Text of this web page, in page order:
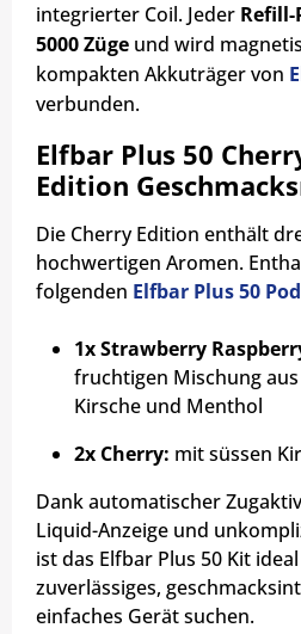
integrierter Coil. Jeder Refill-
5000 Züge und wird
kompakten Akkuträger von
verbunden.
Elfbar Plus 50
Edition
Die Cherry Edition enthält
hochwertigen Aromen.
folgenden Elfbar Plus 50
1x Strawberry
fruchtigen Mischung
Kirsche und Menthol
2x Cherry: mit süssen
Dank automatischer
Liquid-Anzeige und
ist das Elfbar Plus 50 Kit
zuverlässiges,
einfaches Gerät suchen.